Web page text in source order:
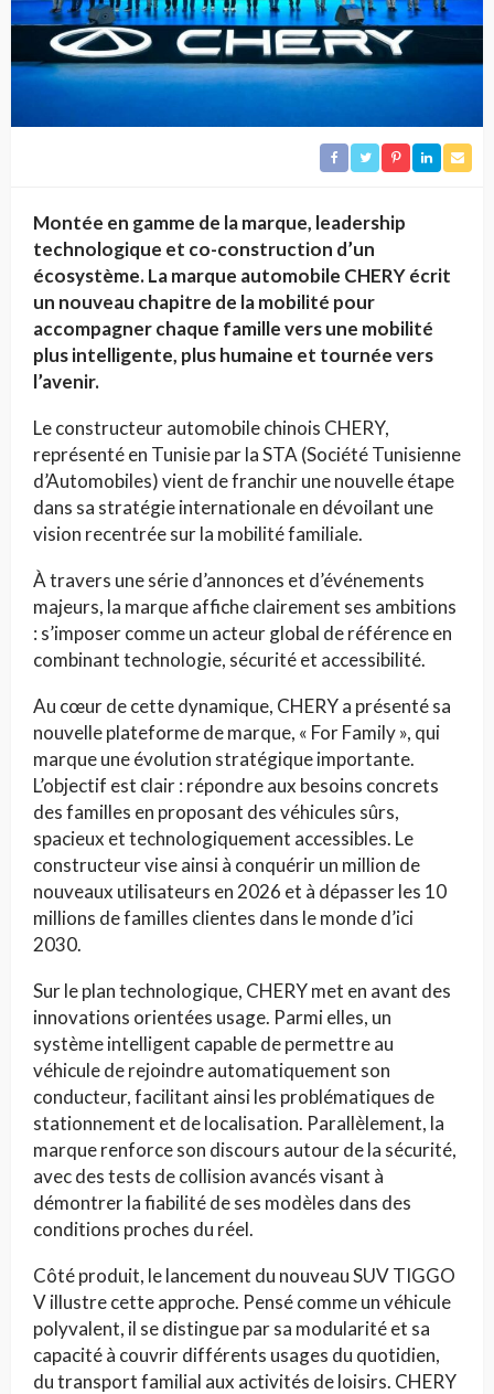
Montée en gamme de la marque, leadership
technologique et co-construction d’un
écosystème. La marque automobile CHERY écrit
un nouveau chapitre de la mobilité pour
accompagner chaque famille vers une mobilité
plus intelligente, plus humaine et tournée vers
l’avenir.
Le constructeur automobile chinois CHERY,
représenté en Tunisie par la STA (Société Tunisienne
d’Automobiles) vient de franchir une nouvelle étape
dans sa stratégie internationale en dévoilant une
vision recentrée sur la mobilité familiale.
À travers une série d’annonces et d’événements
majeurs, la marque affiche clairement ses ambitions
: s’imposer comme un acteur global de référence en
combinant technologie, sécurité et accessibilité.
Au cœur de cette dynamique, CHERY a présenté sa
nouvelle plateforme de marque, « For Family », qui
marque une évolution stratégique importante.
L’objectif est clair : répondre aux besoins concrets
des familles en proposant des véhicules sûrs,
spacieux et technologiquement accessibles. Le
constructeur vise ainsi à conquérir un million de
nouveaux utilisateurs en 2026 et à dépasser les 10
millions de familles clientes dans le monde d’ici
2030.
Sur le plan technologique, CHERY met en avant des
innovations orientées usage. Parmi elles, un
système intelligent capable de permettre au
véhicule de rejoindre automatiquement son
conducteur, facilitant ainsi les problématiques de
stationnement et de localisation. Parallèlement, la
marque renforce son discours autour de la sécurité,
avec des tests de collision avancés visant à
démontrer la fiabilité de ses modèles dans des
conditions proches du réel.
Côté produit, le lancement du nouveau SUV TIGGO
V illustre cette approche. Pensé comme un véhicule
polyvalent, il se distingue par sa modularité et sa
capacité à couvrir différents usages du quotidien,
du transport familial aux activités de loisirs. CHERY